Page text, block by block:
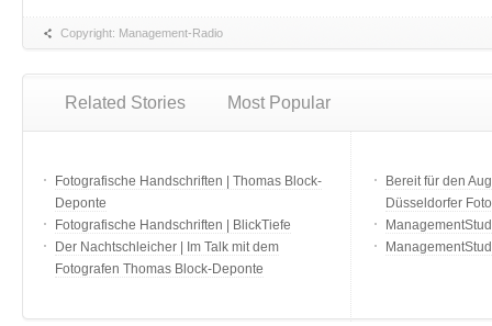
Copyright: Management-Radio
Related Stories Most Popular
Fotografische Handschriften | Thomas Block-
Deponte
Fotografische Handschriften | BlickTiefe
Der Nachtschleicher | Im Talk mit dem
Fotografen Thomas Block-Deponte
Bereit für den
Düsseldorfer